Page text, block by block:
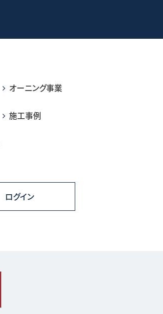
オーニング事業
施工事例
ログイン